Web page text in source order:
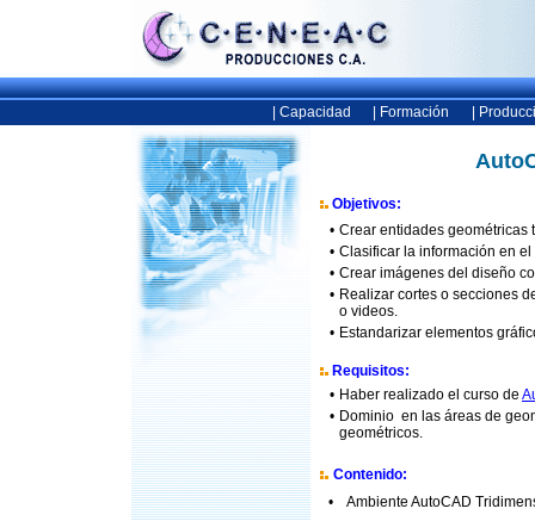
Objetivos:
• Crear entidades geométricas
• Clasificar la información en
• Crear imágenes del diseño
• Realizar cortes o secciones
o videos.
• Estandarizar elementos
Requisitos:
• Haber realizado el curso de
• Dominio en las áreas de
geométricos.
Contenido:
•
Ambiente AutoCAD
| Capacidad | Formación |